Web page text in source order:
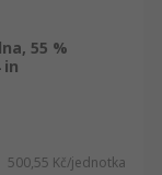
55 %
in
500,55 Kč/jednotka